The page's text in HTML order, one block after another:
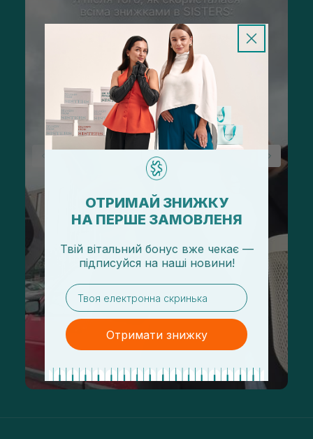
ОТРИМАЙ ЗНИЖКУ
НА ПЕРШЕ ЗАМОВЛЕНЯ
Твій вітальний бонус вже чекає —
підписуйся на наші новини!
email
Отримати знижку